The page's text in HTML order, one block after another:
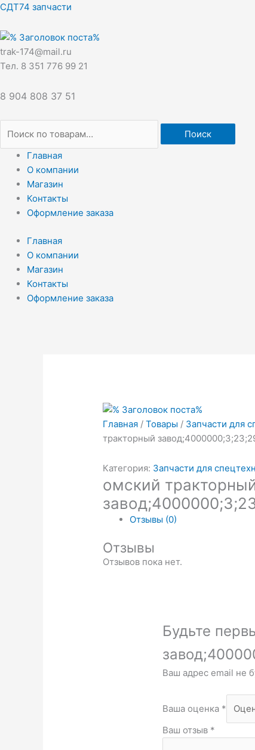
Перейти
содержимому
СДТ74 запчасти
trak-174@mail.ru
Тел. 8 351 776 99 21
8 904 808 37 51
Искать:
Поиск
Главная
О компании
Магазин
Контакты
Оформление заказа
Главная
О компании
Магазин
Контакты
Оформление заказа
Главная /Товары / Запчасти для
тракторный
Категория: Запчасти для
омский
Отзывы (0)
Отзывы
Отзывов пока нет.
Будьте
Ваш адрес email не
Ваша оценка *
Ваш отзыв *